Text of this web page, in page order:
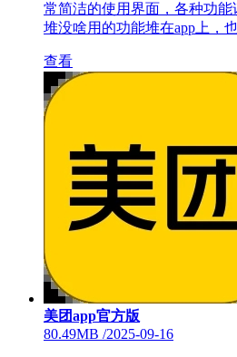
常简洁的使用界面，各种功
堆没啥用的功能堆在app上，
查看
美团app官方版
80.49MB /2025-09-16